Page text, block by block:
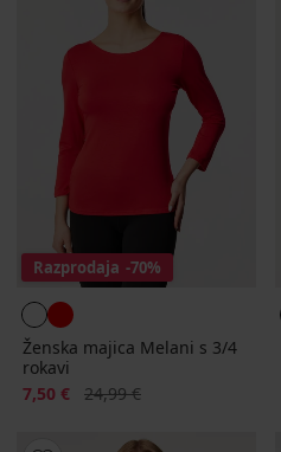
Razprodaja -70%
Ženska majica Melani s 3/4
rokavi
Popust
7,50 € Prvotna cena
24,99 €